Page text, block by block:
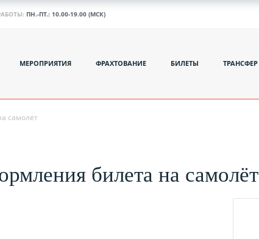
ПН.-ПТ.: 10.00-19.00 (МСК)
МЕРОПРИЯТИЯ ФРАХТОВАНИЕ БИЛЕТЫ ТРАНСФЕР
самолёт
билета на самолёт